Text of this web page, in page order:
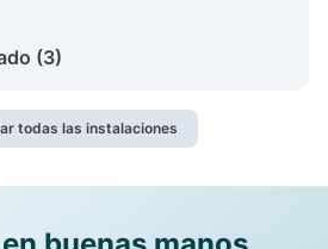
(3)
todas las instalaciones